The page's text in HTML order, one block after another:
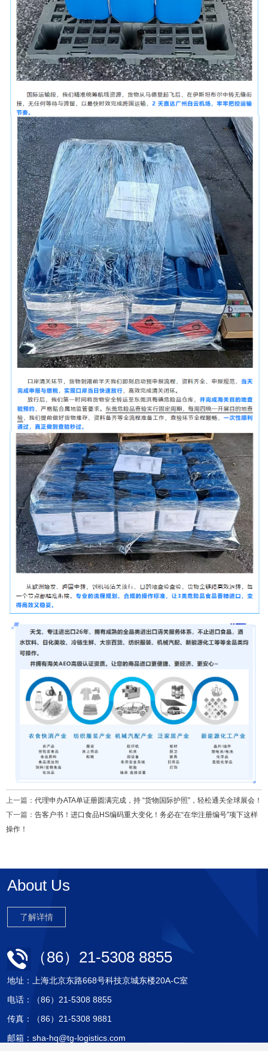
上一篇： 代理申办ATA单证册圆满完成，持 “货物国际护照”，轻松通关全球展会！
下一篇： 告客户书！进口食品HS编码重大变化！务必在“在华注册编号”项下这样
操作！
About Us
了解详情
（86）21-5308 8855
地址：上海北京东路668号科技京城东楼20A-C室
电话：（86）21-5308 8855
传真：（86）21-5308 9881
邮箱：sha-hq@tg-logistics.com